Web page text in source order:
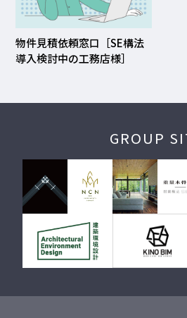
物件見積依頼窓口［SE構法
導入検討中の工務店様］
GROUP